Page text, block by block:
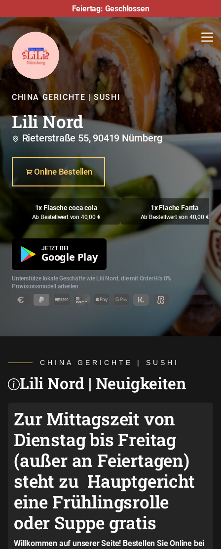
Feiertag: Geschlossen
CHINA GERICHTE | SUSHI
Lili Nord
Rieterstraße 55, 90419 Nürnberg
Online Bestellen
1x Flasche coca cola
Ab Bestellwert von 40,00 €
1x Flache Fanta
Ab Bestellwert von 40,00 €
JETZT BEI
Google Play
Unterstütze lokale Geschäfte wie Lili Nord, die mit OrderHi's 0%
Provisionsmodell arbeiten
CHINA GERICHTE | SUSHI
Lili Nord | Neuigkeiten
ZurMittagszeit von
Dienstag bis Freitag
(außer an Feiertagen)
steht zu Hauptgericht
eine Frühlingsrolle
oder Suppe gratis
Willkommen auf unserer Seite! Bestellen Sie Online bei